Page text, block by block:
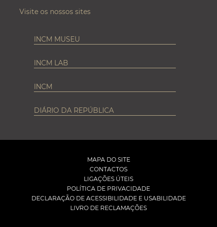
Visite os nossos sites
INCM MUSEU
INCM LAB
INCM
DIÁRIO DA REPÚBLICA
MAPA DO SITE
CONTACTOS
LIGAÇÕES ÚTEIS
POLÍTICA DE PRIVACIDADE
DECLARAÇÃO DE ACESSIBILIDADE E USABILIDADE
LIVRO DE RECLAMAÇÕES